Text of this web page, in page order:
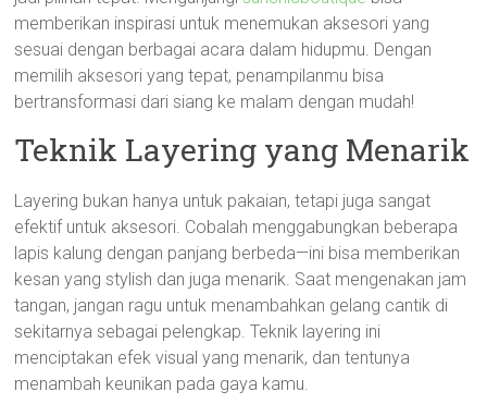
memberikan inspirasi untuk menemukan aksesori yang
sesuai dengan berbagai acara dalam hidupmu. Dengan
memilih aksesori yang tepat, penampilanmu bisa
bertransformasi dari siang ke malam dengan mudah!
Teknik Layering yang Menarik
Layering bukan hanya untuk pakaian, tetapi juga sangat
efektif untuk aksesori. Cobalah menggabungkan beberapa
lapis kalung dengan panjang berbeda—ini bisa memberikan
kesan yang stylish dan juga menarik. Saat mengenakan jam
tangan, jangan ragu untuk menambahkan gelang cantik di
sekitarnya sebagai pelengkap. Teknik layering ini
menciptakan efek visual yang menarik, dan tentunya
menambah keunikan pada gaya kamu.